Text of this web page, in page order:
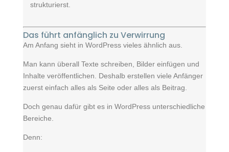
strukturierst.
Das führt anfänglich zu Verwirrung
Am Anfang sieht in WordPress vieles ähnlich aus.
Man kann überall Texte schreiben, Bilder einfügen und
Inhalte veröffentlichen. Deshalb erstellen viele Anfänger
zuerst einfach alles als Seite oder alles als Beitrag.
Doch genau dafür gibt es in WordPress unterschiedliche
Bereiche.
Denn: